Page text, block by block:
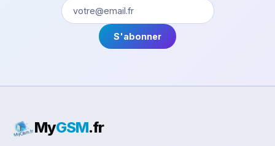
S'abonner
MyGSM.fr